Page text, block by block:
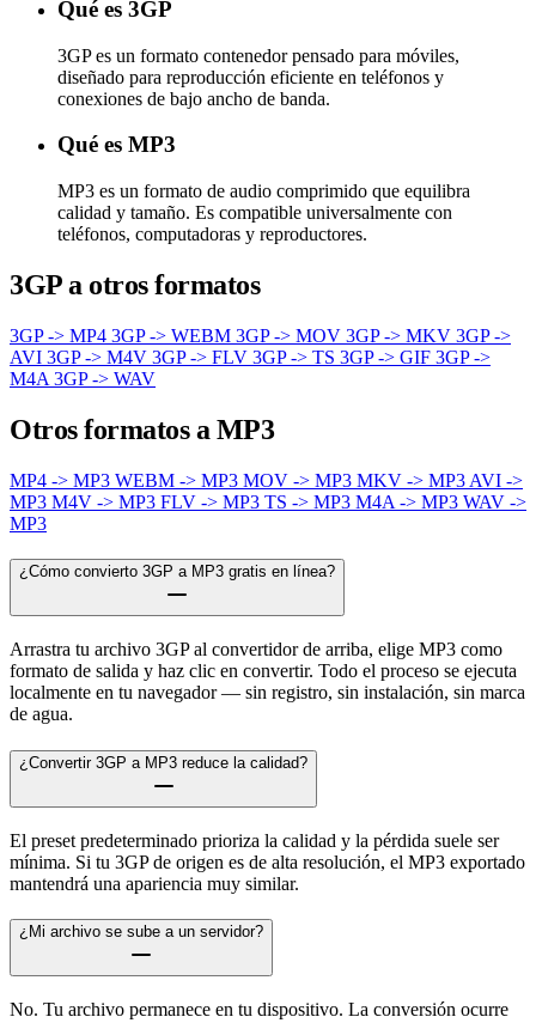
Qué es 3GP
3GP es un formato contenedor pensado para móviles,
diseñado para reproducción eficiente en teléfonos y
conexiones de bajo ancho de banda.
Qué es MP3
MP3 es un formato de audio comprimido que equilibra
calidad y tamaño. Es compatible universalmente con
teléfonos, computadoras y reproductores.
3GP a otros formatos
3GP -> MP4 3GP -> WEBM 3GP -> MOV 3GP -> MKV 3GP ->
AVI 3GP -> M4V 3GP -> FLV 3GP -> TS 3GP -> GIF 3GP ->
M4A 3GP -> WAV
Otros formatos a MP3
MP4 -> MP3 WEBM -> MP3 MOV -> MP3 MKV -> MP3 AVI ->
MP3 M4V -> MP3 FLV -> MP3 TS -> MP3 M4A -> MP3 WAV ->
MP3
¿Cómo convierto 3GP a MP3 gratis en línea?
Arrastra tu archivo 3GP al convertidor de arriba, elige MP3 como
formato de salida y haz clic en convertir. Todo el proceso se ejecuta
localmente en tu navegador — sin registro, sin instalación, sin marca
de agua.
¿Convertir 3GP a MP3 reduce la calidad?
El preset predeterminado prioriza la calidad y la pérdida suele ser
mínima. Si tu 3GP de origen es de alta resolución, el MP3 exportado
mantendrá una apariencia muy similar.
¿Mi archivo se sube a un servidor?
No. Tu archivo permanece en tu dispositivo. La conversión ocurre